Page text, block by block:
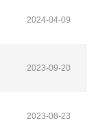
2024-04-09
2023-09-20
2023-08-23